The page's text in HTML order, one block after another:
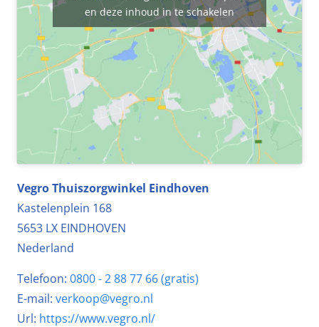
en deze inhoud in te schakelen
Vegro Thuiszorgwinkel Eindhoven
Kastelenplein 168
5653 LX EINDHOVEN
Nederland
Telefoon: 0800 - 2 88 77 66 (gratis)
E-mail: verkoop@vegro.nl
Url: https://www.vegro.nl/